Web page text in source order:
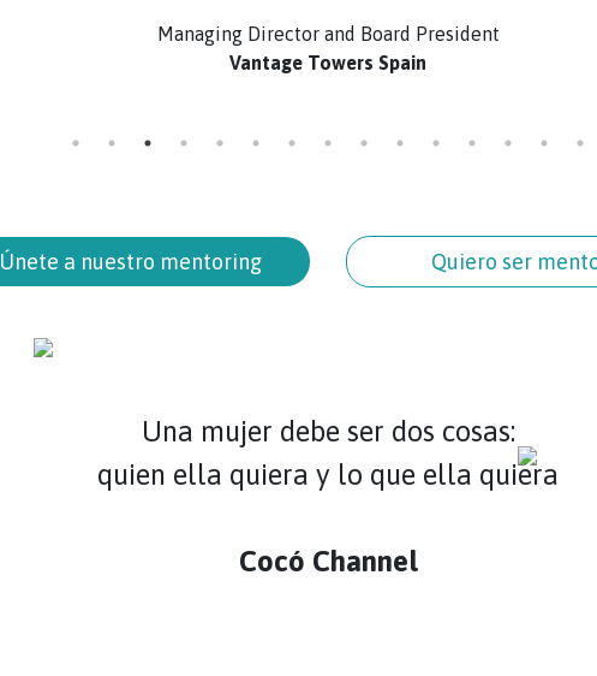
Managing Director and Board President
Vantage Towers Spain
Únete a nuestro mentoring Quiero ser
Una mujer debe ser dos cosas:
quien ella quiera y lo que ella quiera
Cocó Channel